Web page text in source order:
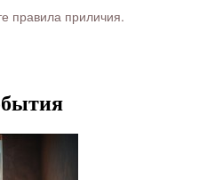
правила приличия.